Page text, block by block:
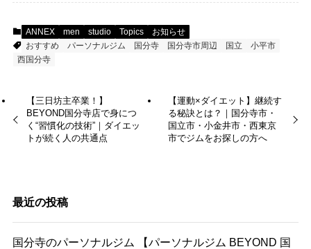
ANNEX men studio Topics
お知らせ
おすすめ
パーソナルジム 国分寺 国分寺市周辺 国立
小平市
西国分寺
【三日坊主卒業！】
BEYOND国分寺店で身につ
く“習慣化の技術”｜ダイエッ
トが続く人の共通点
【運動×ダイエット】継続す
る秘訣とは？｜国分寺市・
国立市・小金井市・西東京
市でジムをお探しの方へ
最近の投稿
国分寺のパーソナルジム 【パーソナルジム BEYOND 国